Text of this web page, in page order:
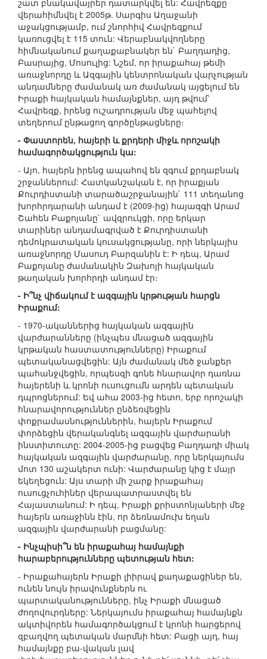
շատ բնակավայրեր դատարկվել են: Հավրեզքը
վերահիմնվել է 2005թ. Սարգիս Աղաջանի
աջակցությամբ, ում շնորհիվ Հավրեզքում
կառուցվել է 115 տուն: Վերաբնակվողները
հիմնականում քաղաքաբնակեր են` Բաղդադից,
Բասրայից, Մոսուլից: Նշեմ, որ իրաքահայ թեմի
առաջնորդը և Ազգային կենտրոնական վարչության
անդամները ժամանակ առ ժամանակ այցելում են
Իրաքի հայկական համայնքներ, այդ թվում՝
Հավրեզք, իրենց ուշադրության մեջ պահելով
տեղերում ընթացող գործընթացները։
- Փաստորեն, հայերի և քրդերի միջև որոշակի
համագործակցություն կա:
- Այո, հայերն իրենց ապահով են զգում քրդաբնակ
շրջաններում: Հատկանշական է, որ իրաքյան
Քուրդիստանի տարածաշրջանային` 111 տեղանոց
խորհրդարանի անդամ է (2009-ից) հայազգի Արամ
Շահեն Բաքոյանը` ավզրուկցի, որը երկար
տարիներ անդամագրված է Քուրդիստանի
դեմոկրատական կուսակցությանը, որի ներկայիս
առաջնորդը Մասուդ Բարզանին է: Ի դեպ, Արամ
Բաքոյանը ժամանակին Զախոյի հայկական
թաղական խորհրդի անդամ էր։
- Ի՞նչ վիճակում է ազգային կրթության հարցն
Իրաքում:
- 1970-ականներից հայկական ազգային
վարժարանները (ինչպես մնացած ազգային
կրթական հաստատությունները) Իրաքում
պետականացվեցին: Այն ժամանակ մեծ ջանքեր
պահանջվեցին, որպեսզի գոնե հնարավոր դառնա
հայերենի և կրոնի ուսուցումն արդեն պետական
դպրոցներում: Եվ ահա 2003-ից հետո, երբ որոշակի
հնարավորություններ ընձեռվեցին
փոքրամասնություններին, հայերն Իրաքում
փորձեցին վերականգնել ազգային վարժարանի
ինստիտուտը: 2004-2005-ից բացվեց Բաղդադի միակ
հայկական ազգային վարժարանը, որը ներկայումս
մոտ 130 աշակերտ ունի: Վարժարանը կից է մայր
եկեղեցուն: Այս տարի մի շարք իրաքահայ
ուսուցչուհիներ վերապատրաստվել են
Հայաստանում: Ի դեպ, Իրաքի քրիստոնյաների մեջ
հայերն առաջինն էին, որ ձեռնամուխ եղան
ազգային վարժարանի բացմանը:
- Ինչպիսի՞ն են իրաքահայ համայնքի
հարաբերությունները պետության հետ:
- Իրաքահայերն Իրաքի լիիրավ քաղաքացիներ են,
ունեն նույն իրավունքներն ու
պարտականությունները, ինչ Իրաքի մնացած
ժողովուրդները: Ներկայումս իրաքահայ համայնքն
ակտիվորեն համագործակցում է կրոնի հարցերով
զբաղվող պետական մարմնի հետ: Բացի այդ, հայ
համայնքը բա-վական լավ